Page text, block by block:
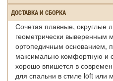
ДОСТАВКА И СБОРКА
Сочетая плавные, округлые
геометрически выверенным
ортопедичным основанием,
максимально комфортную и
хорошо впишется в
для спальни в стиле loft или